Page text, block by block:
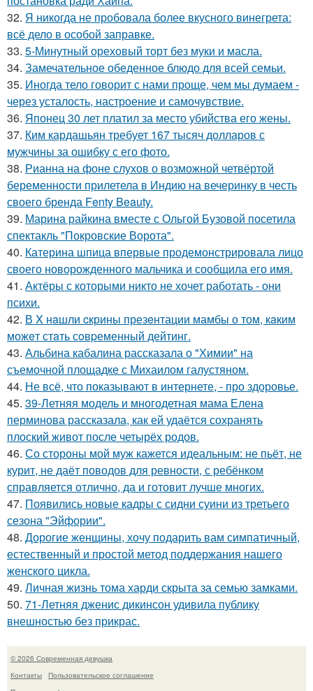
32. Я никогда не пробовала более вкусного винегрета:
всё дело в особой заправке.
33. 5-Минутный ореховый торт без муки и масла.
34. Замечательное обеденное блюдо для всей семьи.
35. Иногда тело говорит с нами проще, чем мы думаем -
через усталость, настроение и самочувствие.
36. Японец 30 лет платил за место убийства его жены.
37. Ким кардашьян требует 167 тысяч долларов с
мужчины за ошибку с его фото.
38. Рианна на фоне слухов о возможной четвёртой
беременности прилетела в Индию на вечеринку в честь
своего бренда Fenty Beauty.
39. Марина райкина вместе с Ольгой Бузовой посетила
спектакль "Покровские Ворота".
40. Катерина шпица впервые продемонстрировала лицо
своего новорожденного мальчика и сообщила его имя.
41. Актёры с которыми никто не хочет работать - они
психи.
42. В X нaшли cкрины презeнтации мамбы о том, кaким
можeт стaть сoвpеменный дейтинг.
43. Альбина кабалина рассказала о "Химии" на
съемочной площадке с Михаилом галустяном.
44. Не всё, что показывают в интернете, - про здоровье.
45. 39-Летняя модель и многодетная мама Елена
перминова рассказала, как ей удаётся сохранять
плоский живот после четырёх родов.
46. Со стороны мой муж кажется идеальным: не пьёт, не
курит, не даёт поводов для ревности, с ребёнком
справляется отлично, да и готовит лучше многих.
47. Появились новые кадры с сидни суини из третьего
сезона "Эйфории".
48. Дорогие женщины, хочу подарить вам симпатичный,
естественный и простой метод поддержания нашего
женского цикла.
49. Личная жизнь тома харди скрыта за семью замками.
50. 71-Летняя дженис дикинсон удивила публику
внешностью без прикрас.
© 2026 Современная девушка
Контакты
Пользовательское соглашение